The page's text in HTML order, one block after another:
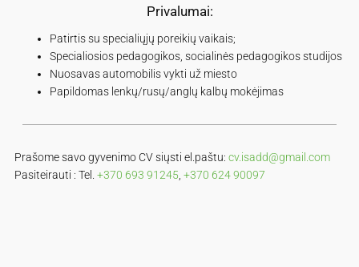
Privalumai:
Patirtis su specialiųjų poreikių vaikais;
Specialiosios pedagogikos, socialinės pedagogikos studijos
Nuosavas automobilis vykti už miesto
Papildomas lenkų/rusų/anglų kalbų mokėjimas
Prašome savo gyvenimo CV siųsti el.paštu: cv.isadd@gmail.com
Pasiteirauti : Tel. +370 693 91245, +370 624 90097